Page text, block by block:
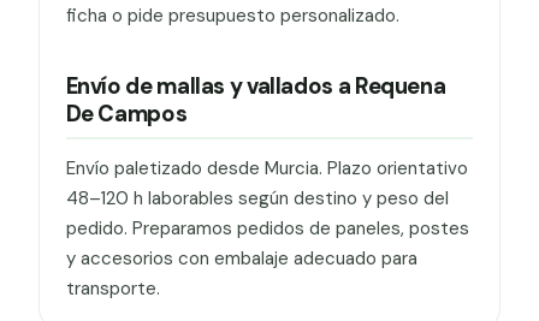
ficha o pide presupuesto personalizado.
Envío de mallas y vallados a Requena
De Campos
Envío paletizado desde Murcia. Plazo orientativo
48–120 h laborables según destino y peso del
pedido. Preparamos pedidos de paneles, postes
y accesorios con embalaje adecuado para
transporte.